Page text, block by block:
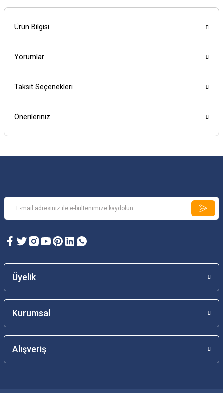
Ürün Bilgisi
Yorumlar
Taksit Seçenekleri
Önerileriniz
Üyelik
Kurumsal
Alışveriş